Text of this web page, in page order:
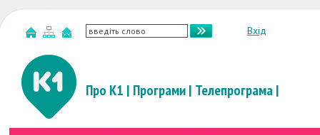
Вхід
Про К1 | Програми| Телепрограма|